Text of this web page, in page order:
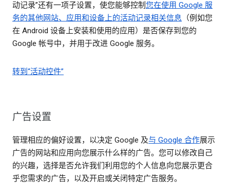
动记录”还有一项子设置，使您能够控制您在使用 Google 服
务的其他网站、应用和设备上的活动记录相关信息 （例如您
在 Android 设备上安装和使用的应用）是否保存到您的
Google 帐号中，并用于改进 Google 服务。
转到“活动控件”
广告设置
管理相应的偏好设置，以决定 Google 及与 Google 合作展示
广告的网站和应用向您展示什么样的广告。您可以修改自己
的兴趣，选择是否允许我们利用您的个人信息向您展示更合
乎您需求的广告，以及开启或关闭特定广告服务。